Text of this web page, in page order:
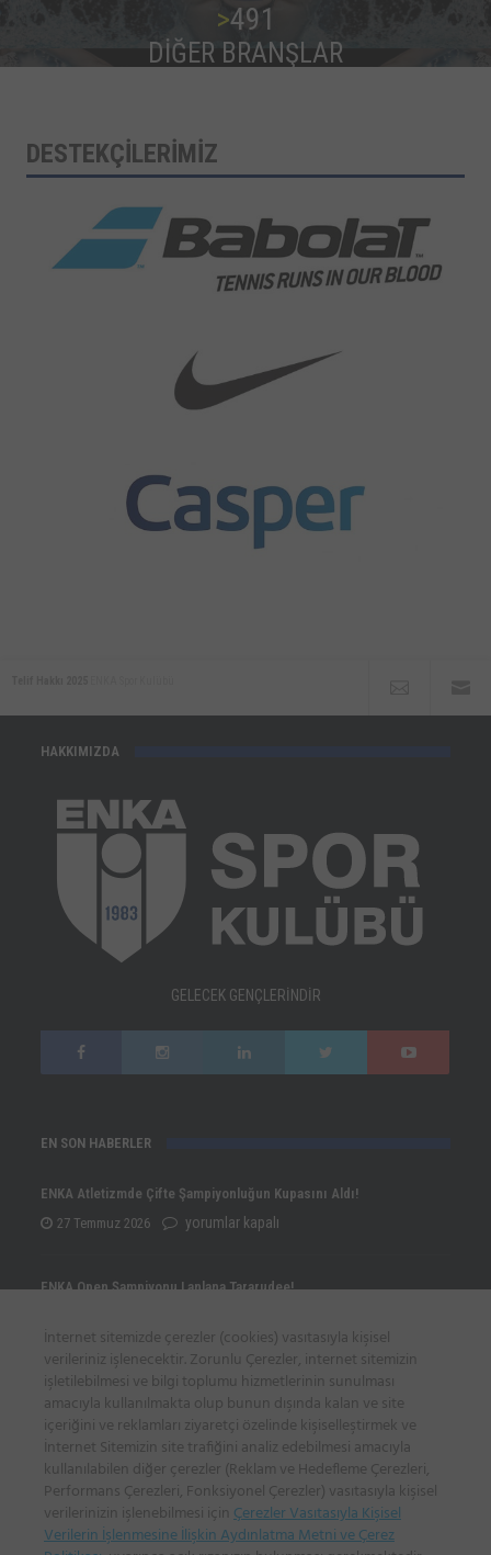
>500
DİĞER BRANŞLAR
DESTEKÇİLERİMİZ
HAKKIMIZDA
GELECEK GENÇLERİNDİR
EN SON HABERLER
ENKA Atletizmde Çifte Şampiyonluğun Kupasını Aldı!
27 Temmuz 2026
ENKA
Çifte
Kupasını
Aldı!
için
yorumlar kapalı
ENKA Open Şampiyonu Lanlana Tararudee!
Open
Şampiyonu
Lanlana
Tararudee!
için
Eylül Dönmez’den Türkiye Rekoruyla gelen Avrupa İkinciliği!
20 Temmuz 2026
Eylül
Dönmez’den
Türkiye
Rekoruyla
gelen
yorumlar kapalı
İLETİŞİM BİLGİLERİ
Sadi Gülçelik Spor Sitesi, Poligon Mah. Katar Cad. 15/A, İstinye
İnternet sitemizde çerezler (cookies) vasıtasıyla kişisel
verileriniz işlenecektir. Zorunlu Çerezler, internet sitemizin
işletilebilmesi ve bilgi toplumu hizmetlerinin sunulması
amacıyla kullanılmakta olup bunun dışında kalan ve site
içeriğini ve reklamları ziyaretçi özelinde kişiselleştirmek ve
İnternet Sitemizin site trafiğini analiz edebilmesi amacıyla
kullanılabilen diğer çerezler (Reklam ve Hedefleme Çerezleri,
Performans Çerezleri, Fonksiyonel Çerezler) vasıtasıyla kişisel
verilerinizin işlenebilmesi için Çerezler Vasıtasıyla Kişisel
Verilerin İşlenmesine İlişkin Aydınlatma Metni ve Çerez